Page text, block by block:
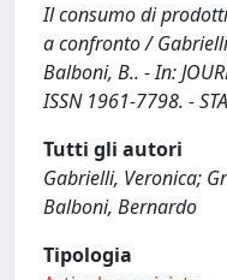
Il consumo di
a confronto /
Balboni, B.. - In:
ISSN 1961-7798. -
Tutti gli autori
Gabrielli, Veronica;
Balboni, Bernardo
Tipologia